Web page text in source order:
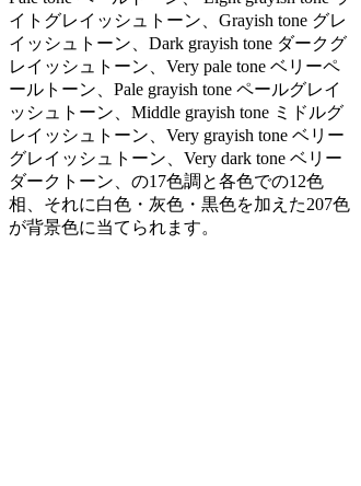
イトグレイッシュトーン、Grayish tone グレ
イッシュトーン、Dark grayish tone ダークグ
レイッシュトーン、Very pale tone ベリーペ
ールトーン、Pale grayish tone ペールグレイ
ッシュトーン、Middle grayish tone ミドルグ
レイッシュトーン、Very grayish tone ベリー
グレイッシュトーン、Very dark tone ベリー
ダークトーン、の17色調と各色での12色
相、それに白色・灰色・黒色を加えた207色
が背景色に当てられます。